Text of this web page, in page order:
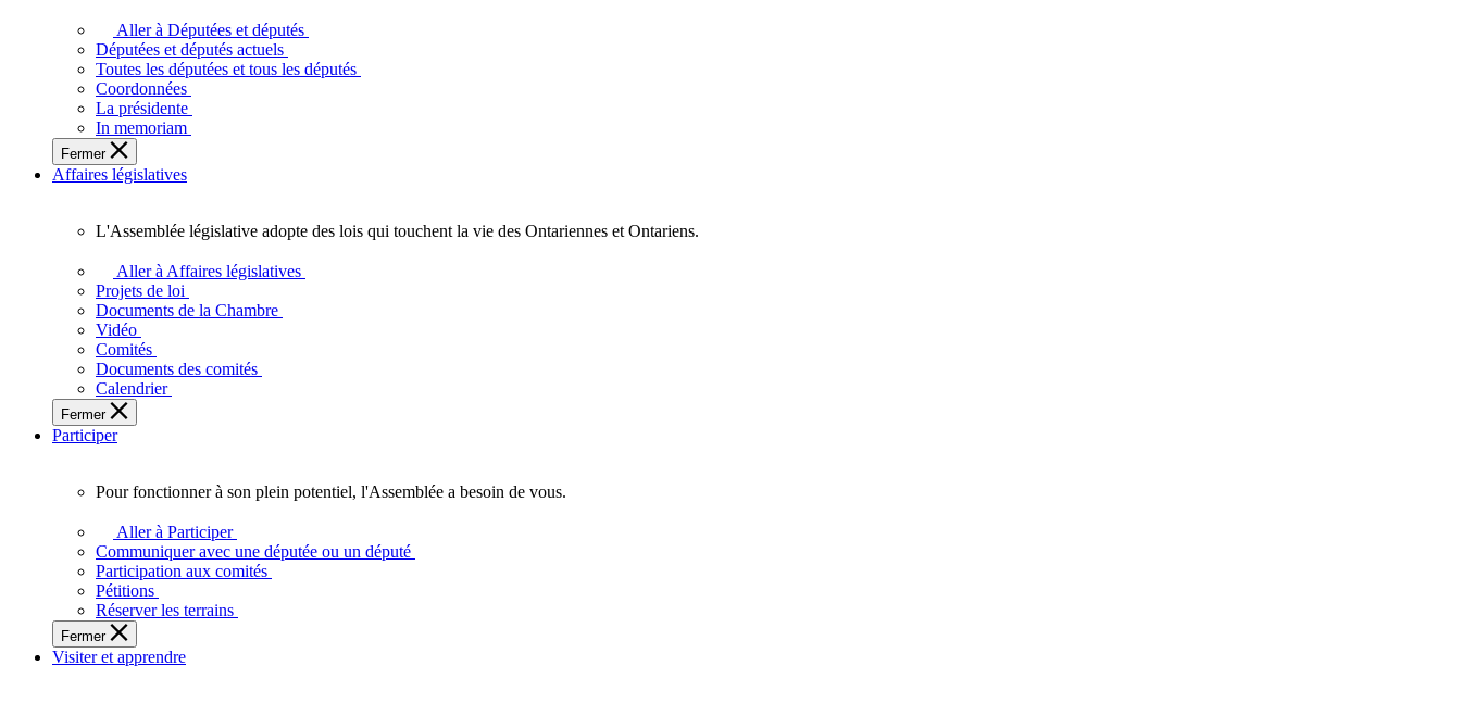
députées
députés
vous
représentent
sein
de
l'Assemblée
l'Ontario.
Aller à Députées et députés
Députées et députés actuels
Toutes les députées et tous les députés
Coordonnées
La présidente
In memoriam
Fermer
Affaires législatives
législative
adopte
touchent
vie
des
Ontariennes
Ontariens.
L'Assemblée législative adopte des lois qui touchent la vie des Ontariennes et Ontariens.
Aller à Affaires législatives
Projets de loi
Documents de la Chambre
Vidéo
Comités
Documents des comités
Calendrier
Fermer
Participer
fonctionner
plein
potentiel,
l'Assemblée
a
besoin
Pour fonctionner à son plein potentiel, l'Assemblée a besoin de vous.
Aller à Participer
Communiquer avec une députée ou un député
Participation aux comités
Pétitions
Réserver les terrains
Fermer
Visiter et apprendre